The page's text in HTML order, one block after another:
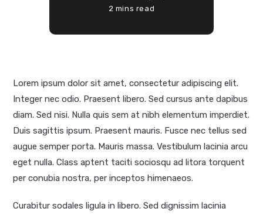
2 mins read
Lorem ipsum dolor sit amet, consectetur adipiscing elit.
Integer nec odio. Praesent libero. Sed cursus ante dapibus
diam. Sed nisi. Nulla quis sem at nibh elementum imperdiet.
Duis sagittis ipsum. Praesent mauris. Fusce nec tellus sed
augue semper porta. Mauris massa. Vestibulum lacinia arcu
eget nulla. Class aptent taciti sociosqu ad litora torquent
per conubia nostra, per inceptos himenaeos.
Curabitur sodales ligula in libero. Sed dignissim lacinia